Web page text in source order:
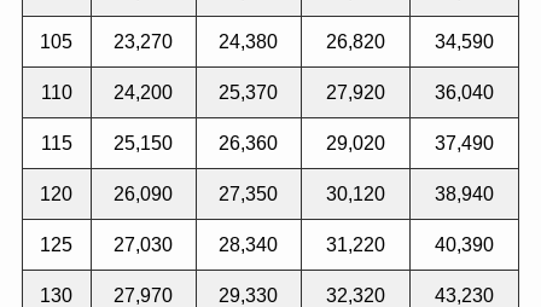
105 23,270 24,380 26,820 34,590
110 24,200 25,370 27,920 36,040
115 25,150 26,360 29,020 37,490
120 26,090 27,350 30,120 38,940
125 27,030 28,340 31,220 40,390
130 27,970 29,330 32,320 43,230